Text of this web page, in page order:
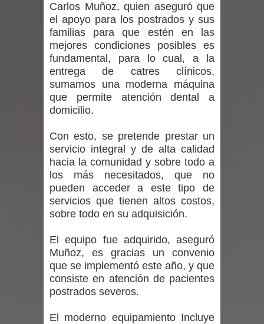
Mario Meza endurece críticas contra
ministra de Salud por dejar fuera a
Linares: “No dará la cara”
Seremi de Desarrollo Social y Familia
mantiene despliegue para apoyar a
niños y adolescentes durante la
emergencia.
Del anime al K-pop: especialistas U.
de Chile analizan el creciente interés
por las culturas japonesa y coreana
Renuncia del seremi Minvu en el
Maule golpea al Gobierno en medio de
denuncias por viviendas sociales en
Carlos Muñoz, quien aseguró que
el apoyo para los postrados y sus
familias para que estén en las
mejores condiciones posibles es
fundamental, para lo cual, a la
entrega de catres clínicos,
sumamos una moderna máquina
que permite atención dental a
domicilio.
Con esto, se pretende prestar un
servicio integral y de alta calidad
hacia la comunidad y sobre todo a
los más necesitados, que no
pueden acceder a este tipo de
servicios que tienen altos costos,
sobre todo en su adquisición.
El equipo fue adquirido, aseguró
Muñoz, es gracias un convenio
que se implementó este año, y que
consiste en atención de pacientes
postrados severos.
El moderno equipamiento Incluye